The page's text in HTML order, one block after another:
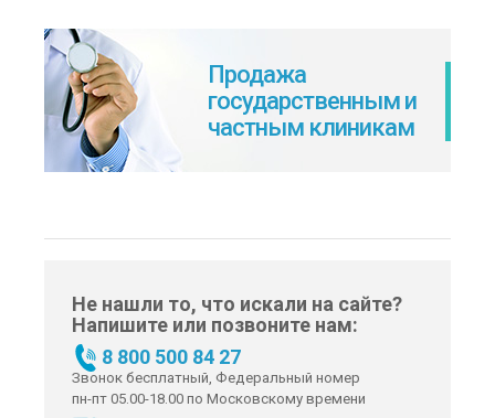
Продажа
государственным и
частным клиникам
Не нашли то, что искали на сайте?
Напишите или позвоните нам:
8 800 500 84 27
Звонок бесплатный, Федеральный номер
пн-пт 05.00-18.00 по Московскому времени